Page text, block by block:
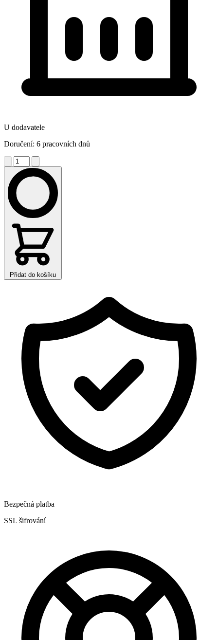
U dodavatele
Doručení: 6 pracovních dnů
Přidat do košíku
Bezpečná platba
SSL šifrování